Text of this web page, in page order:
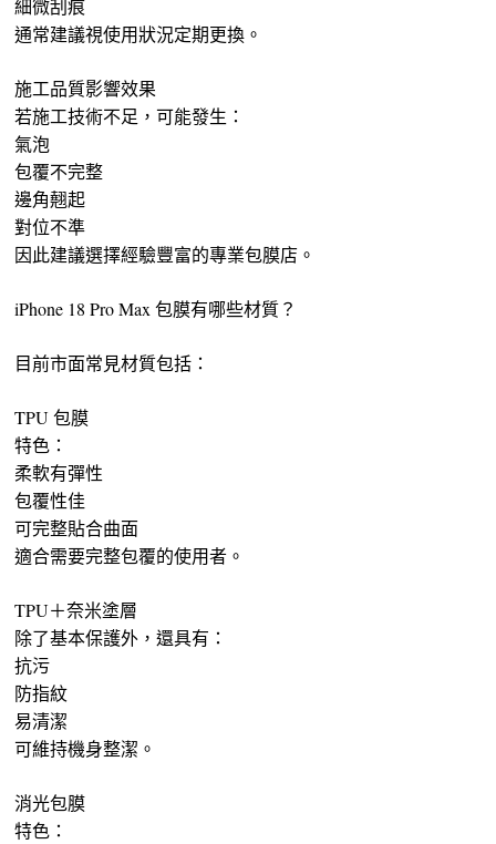
細微刮痕
通常建議視使用狀況定期更換。
施工品質影響效果
若施工技術不足，可能發生：
氣泡
包覆不完整
邊角翹起
對位不準
因此建議選擇經驗豐富的專業包膜店。
iPhone 18 Pro Max 包膜有哪些材質？
目前市面常見材質包括：
TPU 包膜
特色：
柔軟有彈性
包覆性佳
可完整貼合曲面
適合需要完整包覆的使用者。
TPU＋奈米塗層
除了基本保護外，還具有：
抗污
防指紋
易清潔
可維持機身整潔。
消光包膜
特色：